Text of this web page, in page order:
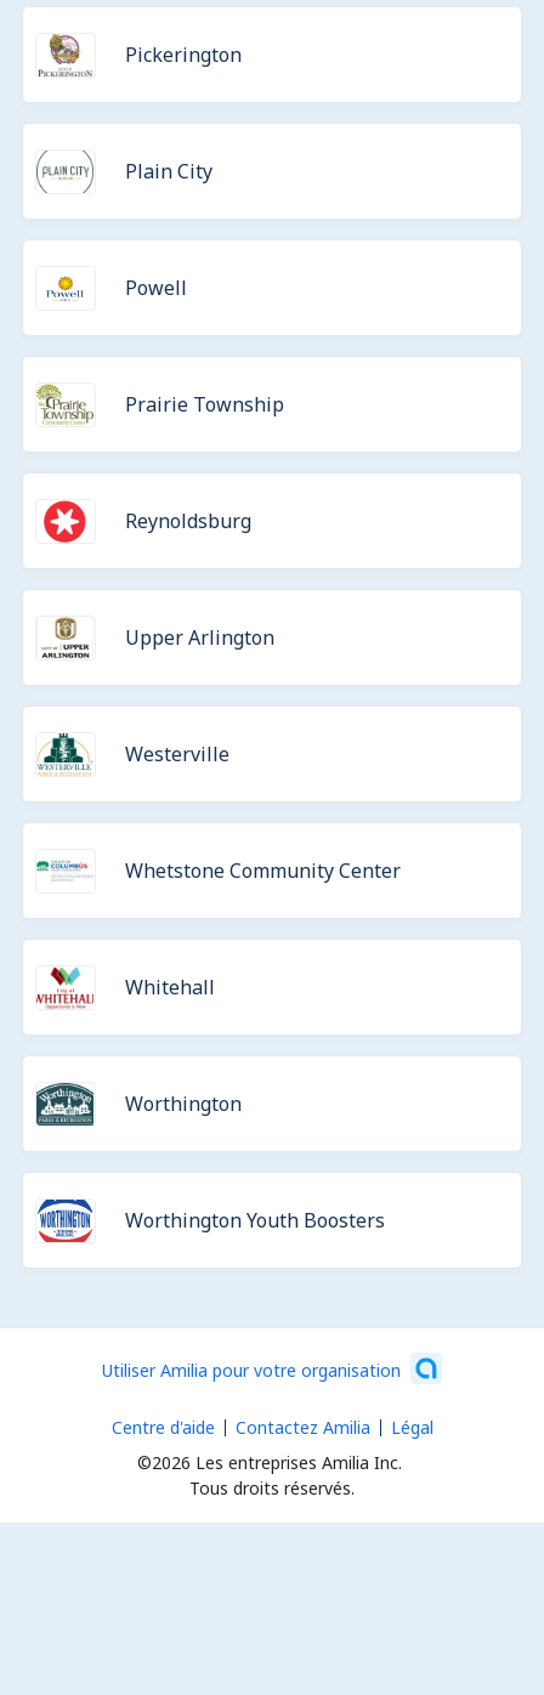
Pickerington
Plain City
Powell
Prairie Township
Reynoldsburg
Upper Arlington
Westerville
Whetstone Community Center
Whitehall
Worthington
Worthington Youth Boosters
Utiliser Amilia pour votre organisation
©2026 Les entreprises Amilia Inc.
Tous droits réservés.
Centre d'aide Contactez Amilia Légal